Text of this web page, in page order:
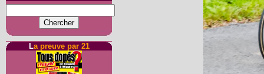
La preuve par 21